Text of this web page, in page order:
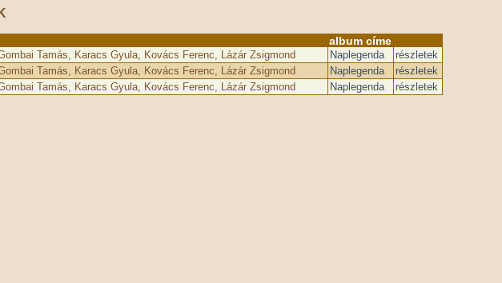
album címe
Tamás, Karacs Gyula, Kovács Ferenc, Lázár Zsigmond Naplegenda
részletek
Tamás, Karacs Gyula, Kovács Ferenc, Lázár Zsigmond Naplegenda
részletek
Tamás, Karacs Gyula, Kovács Ferenc, Lázár Zsigmond Naplegenda részletek